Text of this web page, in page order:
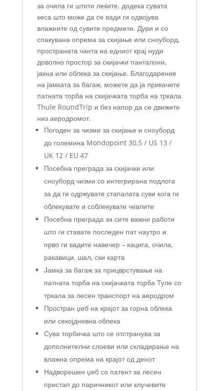
за очила ги штити леќите, додека сувата
кеса што може да се вади ги одвојува
влажните од сувите предмети. Дури и со
спакувана опрема за скијање или сноуборд,
пространата чанта на едниот крај нуди
доволно простор за скијачки панталони,
јакна или облека за скијање. Благодарение
на јамката за багаж, можете да ја прикачите
патната торба на скијачката торба на тркала
Thule RoundTrip и без напор да се движите
низ аеродромот.
Погоден за чизми за скијање и сноуборд
до големина Mondopoint 30,5 / US 13 /
UK 12 / EU 47
Посебна преграда за скијачки или
сноуборд чизми со интегрирана подлога
за да ги одржувате стапалата суви кога ги
облекувате и соблекувате чевлите
Посебна преграда за сите важни работи
што ги ставате последен пат наутро и
прво ги вадите навечер – кацига, очила,
ракавици, шал, ски карта
Јамка за багаж за прицврстување на
патната торба на скијачката торба Туле со
тркала за лесен транспорт на аеродром
Простран џеб на крајот за горна облека
или секојдневна облека
Сува торбичка што се отстранува за
дополнителни слоеви или складирање на
влажна опрема на крајот од денот
Надворешен џеб со патент за лесен
пристап до паричникот или клучевите